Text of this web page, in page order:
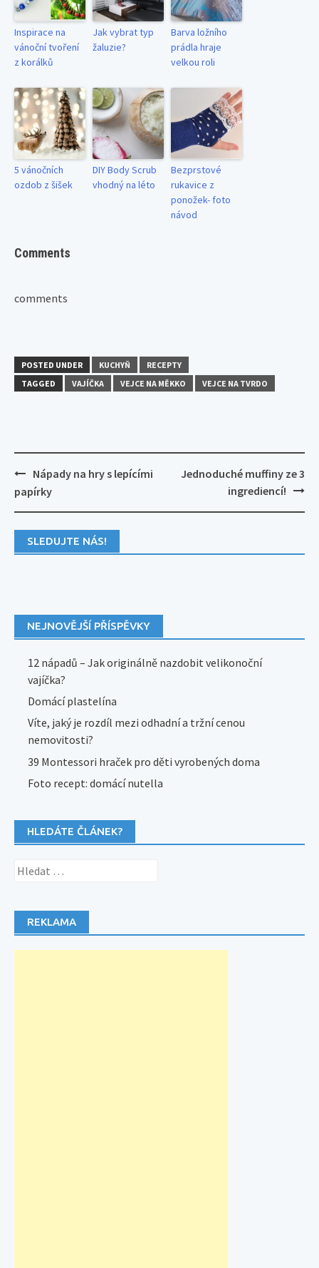
Inspirace na
vánoční tvoření
z korálků
Jak vybrat typ
žaluzie?
Barva ložního
prádla hraje
velkou roli
5 vánočních
ozdob z šišek
DIY Body Scrub
vhodný na léto
Bezprstové
rukavice z
ponožek- foto
návod
Comments
comments
POSTED UNDER KUCHYŇ
RECEPTY
TAGGED
VAJÍČKA VEJCE NA MĚKKO VEJCE NA TVRDO
Post
navigation
Nápady na hry s lepícími
papírky
Jednoduché muffiny ze 3
ingrediencí!
SLEDUJTE NÁS!
NEJNOVĚJŠÍ PŘÍSPĚVKY
12 nápadů – Jak originálně nazdobit velikonoční
vajíčka?
Domácí plastelína
Víte, jaký je rozdíl mezi odhadní a tržní cenou
nemovitosti?
39 Montessori hraček pro děti vyrobených doma
Foto recept: domácí nutella
HLEDÁTE ČLÁNEK?
Vyhledávání
REKLAMA